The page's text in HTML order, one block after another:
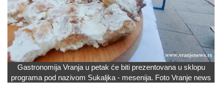
Gastronomija Vranja u petak će biti prezentovana u sklopu
programa pod nazivom Sukaljka - mesenija. Foto Vranje news